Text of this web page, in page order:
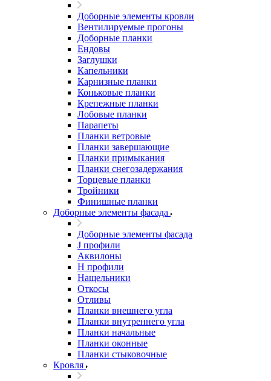
Доборные элементы кровли
Вентилируемые прогоны
Доборные планки
Ендовы
Заглушки
Капельники
Карнизные планки
Коньковые планки
Крепежные планки
Лобовые планки
Парапеты
Планки ветровые
Планки завершающие
Планки примыкания
Планки снегозадержания
Торцевые планки
Тройники
Финишные планки
Доборные элементы фасада
Доборные элементы фасада
J профили
Аквилоны
Н профили
Нащельники
Откосы
Отливы
Планки внешнего угла
Планки внутреннего угла
Планки начальные
Планки оконные
Планки стыковочные
Кровля